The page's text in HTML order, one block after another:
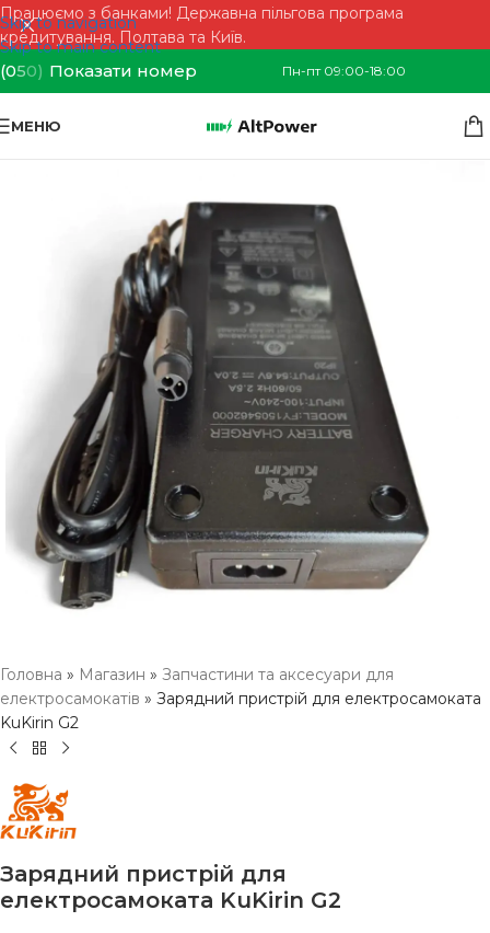
Skip to navigation
Skip to main content
Працюємо з банками! Державна пільгова програма
кредитування. Полтава та Київ.
(050) Показати номер Пн-пт 09:00-18:00
МЕНЮ
Головна » Магазин » Запчастини та аксесуари для
електросамокатів » Зарядний пристрій для електросамоката
KuKirin G2
Зарядний пристрій для
електросамоката KuKirin G2